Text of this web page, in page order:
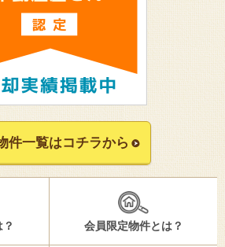
件一覧はコチラから
会員限定物件とは？